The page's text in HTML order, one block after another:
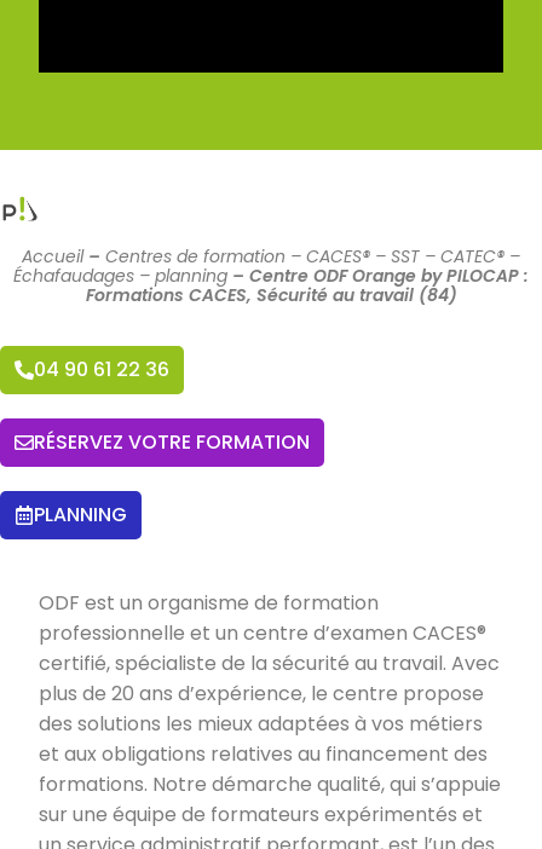
Accueil– Centres de formation – CACES® – SST – CATEC® –
Échafaudages – planning – Centre ODF Orange by PILOCAP :
Formations CACES, Sécurité au travail (84)
04 90 61 22 36
RÉSERVEZ VOTRE FORMATION
PLANNING
ODF est un organisme de formation
professionnelle et un centre d’examen CACES®
certifié, spécialiste de la sécurité au travail. Avec
plus de 20 ans d’expérience, le centre propose
des solutions les mieux adaptées à vos métiers
et aux obligations relatives au financement des
formations. Notre démarche qualité, qui s’appuie
sur une équipe de formateurs expérimentés et